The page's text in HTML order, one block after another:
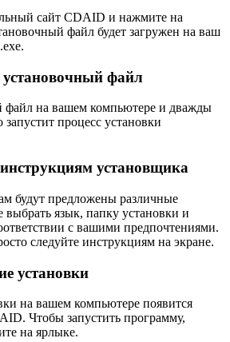
сайт CDAID и нажмите на
файл будет загружен на ваш
файл
файл на вашем компьютере и дважды
процесс установки
установщика
будут предложены различные
язык, папку установки и
с вашими предпочтениями.
следуйте инструкциям на экране.
установки
на вашем компьютере появится
Чтобы запустить программу,
на ярлыке.